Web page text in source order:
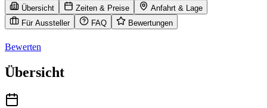
Übersicht Zeiten & Preise
Anfahrt & Lage
Für Aussteller
FAQ Bewertungen
Bewerten
Übersicht